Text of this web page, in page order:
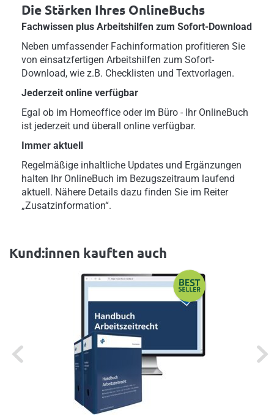
Die Stärken Ihres OnlineBuchs
Fachwissen plus Arbeitshilfen zum Sofort-Download
Neben umfassender Fachinformation profitieren Sie
von einsatzfertigen Arbeitshilfen zum Sofort-
Download, wie z.B. Checklisten und Textvorlagen.
Jederzeit online verfügbar
Egal ob im Homeoffice oder im Büro - Ihr OnlineBuch
ist jederzeit und überall online verfügbar.
Immer aktuell
Regelmäßige inhaltliche Updates und Ergänzungen
halten Ihr OnlineBuch im Bezugszeitraum laufend
aktuell. Nähere Details dazu finden Sie im Reiter
„Zusatzinformation“.
Kund:innen kauften auch
Previous Next